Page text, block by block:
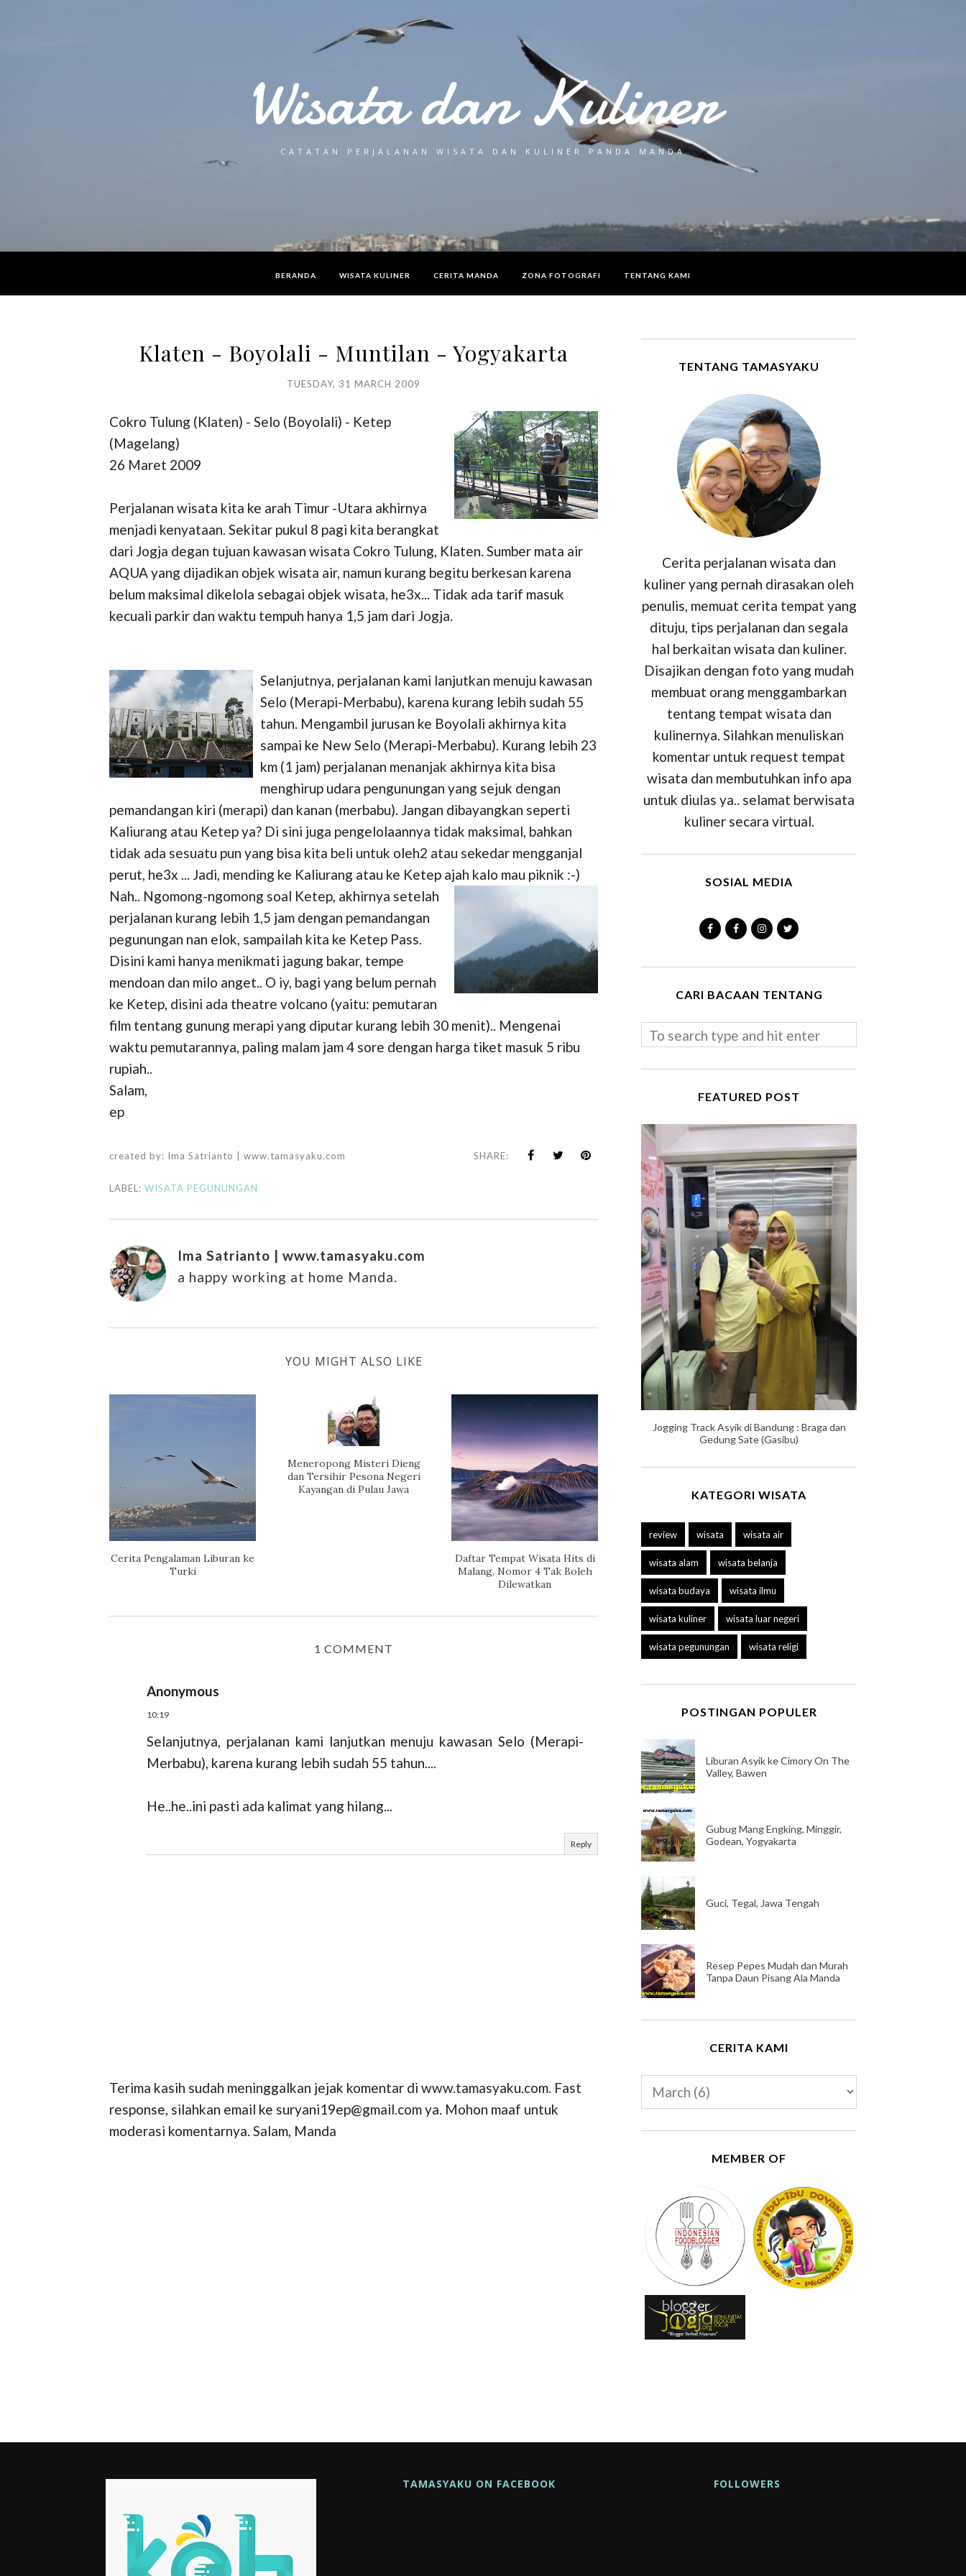
Wisata dan Kuliner
CATATAN PERJALANAN WISATA DAN KULINER PANDA MANDA
BERANDA WISATA KULINER CERITA MANDA ZONA FOTOGRAFI TENTANG KAMI
Klaten - Boyolali - Muntilan - Yogyakarta
TUESDAY, 31 MARCH 2009
Cokro Tulung (Klaten) - Selo (Boyolali) - Ketep
(Magelang)
26 Maret 2009
Perjalanan wisata kita ke arah Timur -Utara akhirnya
menjadi kenyataan. Sekitar pukul 8 pagi kita berangkat
dari Jogja degan tujuan kawasan wisata Cokro Tulung, Klaten. Sumber mata air
AQUA yang dijadikan objek wisata air, namun kurang begitu berkesan karena
belum maksimal dikelola sebagai objek wisata, he3x... Tidak ada tarif masuk
kecuali parkir dan waktu tempuh hanya 1,5 jam dari Jogja.
Selanjutnya, perjalanan kami lanjutkan menuju kawasan
Selo (Merapi-Merbabu), karena kurang lebih sudah 55
tahun. Mengambil jurusan ke Boyolali akhirnya kita
sampai ke New Selo (Merapi-Merbabu). Kurang lebih 23
km (1 jam) perjalanan menanjak akhirnya kita bisa
menghirup udara pengunungan yang sejuk dengan
pemandangan kiri (merapi) dan kanan (merbabu). Jangan dibayangkan seperti
Kaliurang atau Ketep ya? Di sini juga pengelolaannya tidak maksimal, bahkan
tidak ada sesuatu pun yang bisa kita beli untuk oleh2 atau sekedar mengganjal
perut, he3x ... Jadi, mending ke Kaliurang atau ke Ketep ajah kalo mau piknik :-)
Nah.. Ngomong-ngomong soal Ketep, akhirnya setelah
perjalanan kurang lebih 1,5 jam dengan pemandangan
pegunungan nan elok, sampailah kita ke Ketep Pass.
Disini kami hanya menikmati jagung bakar, tempe
mendoan dan milo anget.. O iy, bagi yang belum pernah
ke Ketep, disini ada theatre volcano (yaitu: pemutaran
film tentang gunung merapi yang diputar kurang lebih 30 menit).. Mengenai
waktu pemutarannya, paling malam jam 4 sore dengan harga tiket masuk 5 ribu
rupiah..
Salam,
ep
created by: Ima Satrianto | www.tamasyaku.com SHARE:
LABEL: WISATA PEGUNUNGAN
Ima Satrianto | www.tamasyaku.com
a happy working at home Manda.
YOU MIGHT ALSO LIKE
Cerita Pengalaman Liburan ke
Turki
Meneropong Misteri Dieng
dan Tersihir Pesona Negeri
Kayangan di Pulau Jawa
Daftar Tempat Wisata Hits di
Malang, Nomor 4 Tak Boleh
Dilewatkan
1 COMMENT
Anonymous
10:19
Selanjutnya, perjalanan kami lanjutkan menuju kawasan Selo (Merapi-
Merbabu), karena kurang lebih sudah 55 tahun....
He..he..ini pasti ada kalimat yang hilang...
Reply
Terima kasih sudah meninggalkan jejak komentar di www.tamasyaku.com. Fast
response, silahkan email ke suryani19ep@gmail.com ya. Mohon maaf untuk
moderasi komentarnya. Salam, Manda
TENTANG TAMASYAKU
Cerita perjalanan wisata dan
kuliner yang pernah dirasakan oleh
penulis, memuat cerita tempat yang
dituju, tips perjalanan dan segala
hal berkaitan wisata dan kuliner.
Disajikan dengan foto yang mudah
membuat orang menggambarkan
tentang tempat wisata dan
kulinernya. Silahkan menuliskan
komentar untuk request tempat
wisata dan membutuhkan info apa
untuk diulas ya.. selamat berwisata
kuliner secara virtual.
SOSIAL MEDIA
CARI BACAAN TENTANG
FEATURED POST
Jogging Track Asyik di Bandung : Braga dan
Gedung Sate (Gasibu)
KATEGORI WISATA
review wisata wisata air
wisata alam wisata belanja
wisata budaya wisata ilmu
wisata kuliner wisata luar negeri
wisata pegunungan wisata religi
POSTINGAN POPULER
Liburan Asyik ke Cimory On The
Valley, Bawen
Gubug Mang Engking, Minggir,
Godean, Yogyakarta
Guci, Tegal, Jawa Tengah
Resep Pepes Mudah dan Murah
Tanpa Daun Pisang Ala Manda
CERITA KAMI
MEMBER OF
TAMASYAKU ON FACEBOOK FOLLOWERS